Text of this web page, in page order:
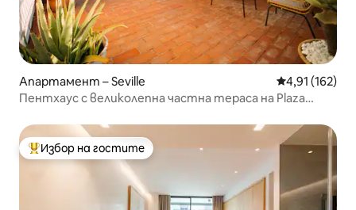
Апартамент – Seville Средна
4,91 (162)
Пентхаус с великолепна частна тераса на Plaza
Най-популярен избор на гостите
Избор на гостите